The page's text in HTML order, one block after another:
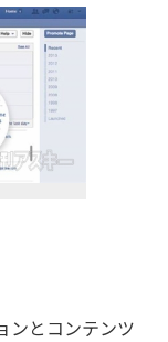
ンとコンテンツ